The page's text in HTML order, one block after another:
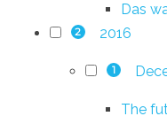
Das
2 2016
1
The